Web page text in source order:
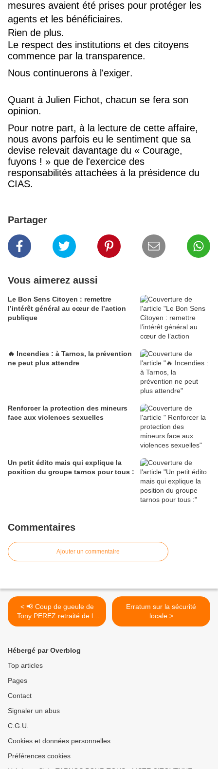
mesures avaient été prises pour protéger les
agents et les bénéficiaires.
Rien de plus.
Le respect des institutions et des citoyens
commence par la transparence.
Nous continuerons à l'exiger.
Quant à Julien Fichot, chacun se fera son
opinion.
Pour notre part, à la lecture de cette affaire,
nous avons parfois eu le sentiment que sa
devise relevait davantage du « Courage,
fuyons ! » que de l'exercice des
responsabilités attachées à la présidence du
CIAS.
Partager
Vous aimerez aussi
Le Bon Sens Citoyen : remettre
l’intérêt général au cœur de l’action
publique
🔥 Incendies : à Tarnos, la prévention
ne peut plus attendre
Renforcer la protection des mineurs
face aux violences sexuelles
Un petit édito mais qui explique la
position du groupe tarnos pour tous :
Commentaires
Ajouter un commentaire
< 📢 Coup de gueule de
Tony PEREZ retraité de la
police municipale de tarnos
Erratum sur la sécurité
locale >
Hébergé par Overblog
Top articles
Pages
Contact
Signaler un abus
C.G.U.
Cookies et données personnelles
Préférences cookies